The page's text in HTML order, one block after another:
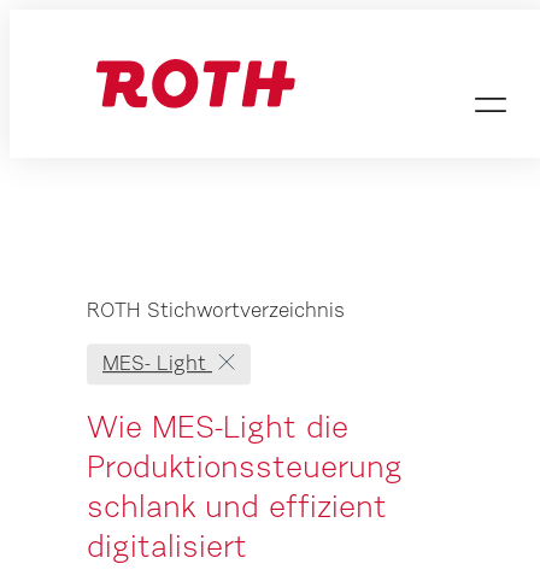
ROTH Stichwortverzeichnis
MES- Light
Wie MES-Light die
Produktionssteuerung
schlank und effizient
digitalisiert